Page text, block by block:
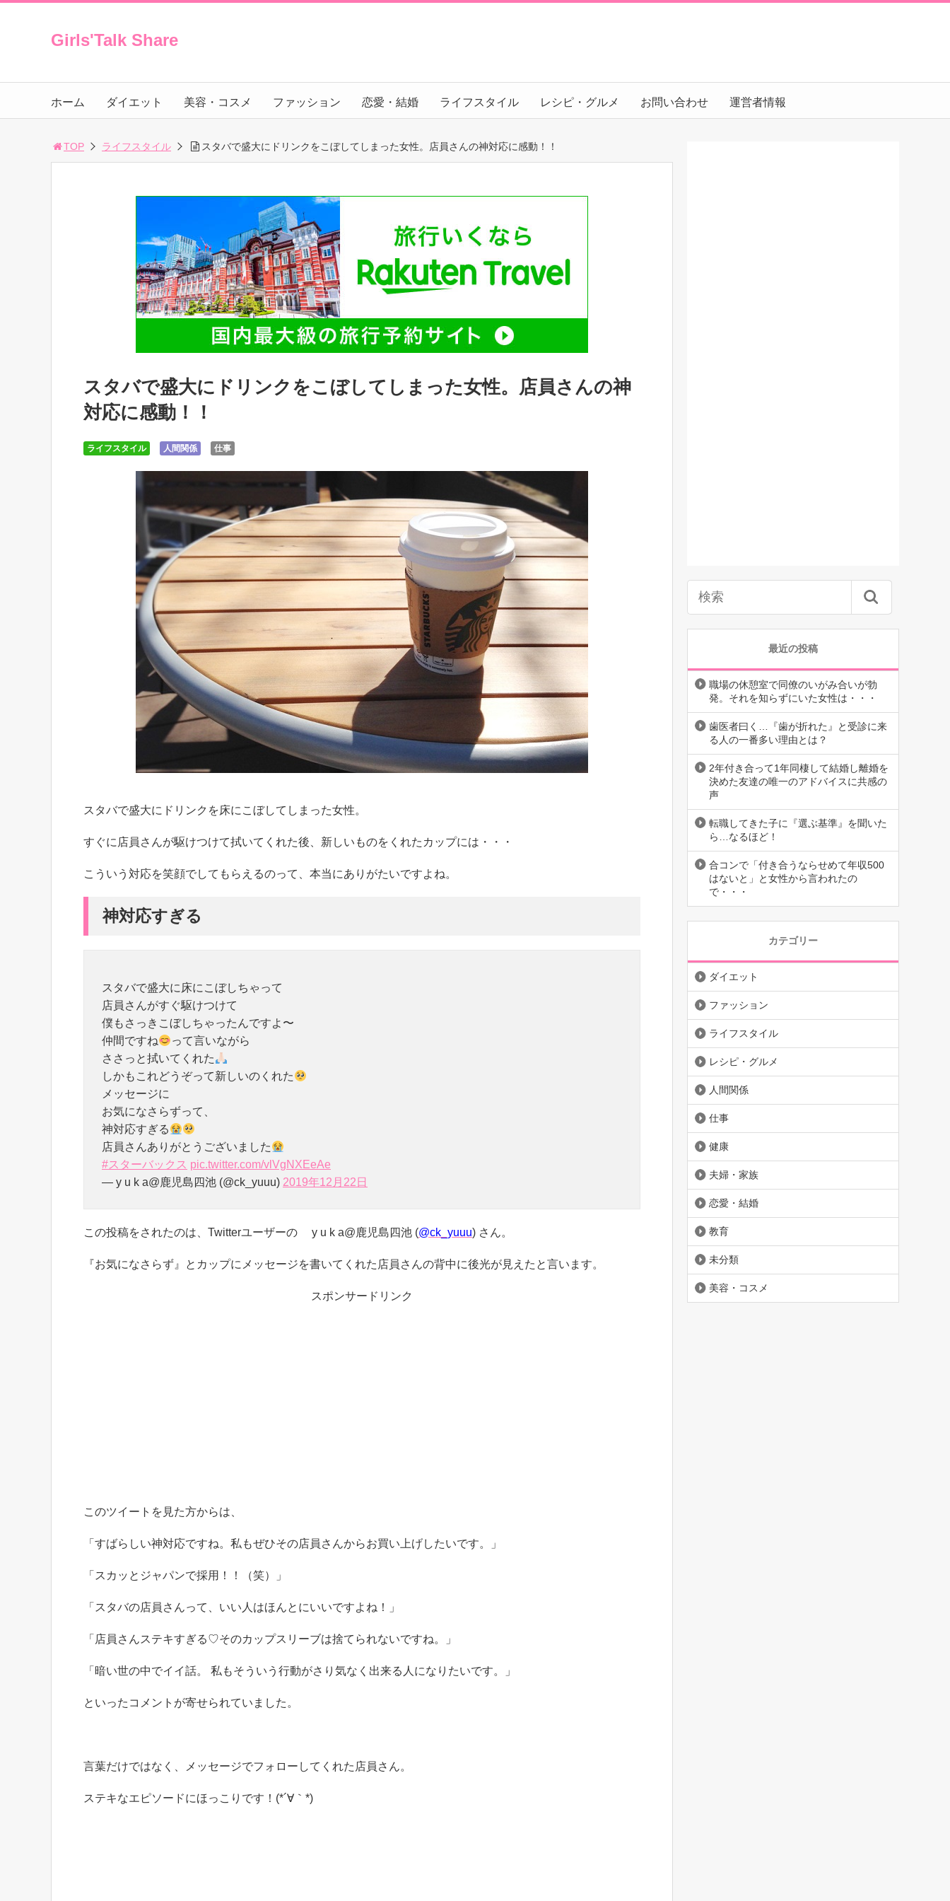
Girls'Talk Share
ホーム ダイエット 美容・コスメ ファッション 恋愛・結婚 ライフスタイル レシピ・グルメ お問い合わせ 運営者情報
TOP ライフスタイル スタバで盛大にドリンクをこぼしてしまった女性。店員さんの神対応に感動！！
スタバで盛大にドリンクをこぼしてしまった女性。店員さんの神
対応に感動！！
ライフスタイル 人間関係 仕事
スタバで盛大にドリンクを床にこぼしてしまった女性。
すぐに店員さんが駆けつけて拭いてくれた後、新しいものをくれたカップには・・・
こういう対応を笑顔でしてもらえるのって、本当にありがたいですよね。
神対応すぎる
スタバで盛大に床にこぼしちゃって
店員さんがすぐ駆けつけて
僕もさっきこぼしちゃったんですよ〜
仲間ですね
って言いながら
ささっと拭いてくれた
しかもこれどうぞって新しいのくれた
メッセージに
お気になさらずって、
神対応すぎる
店員さんありがとうございました
#スターバックス pic.twitter.com/vlVgNXEeAe
— y u k a@鹿児島四池 (@ck_yuuu) 2019年12月22日
この投稿をされたのは、Twitterユーザーの y u k a@鹿児島四池 (@ck_yuuu) さん。
『お気になさらず』とカップにメッセージを書いてくれた店員さんの背中に後光が見えたと言います。
スポンサードリンク
このツイートを見た方からは、
「すばらしい神対応ですね。私もぜひその店員さんからお買い上げしたいです。」
「スカッとジャパンで採用！！（笑）」
「スタバの店員さんって、いい人はほんとにいいですよね！」
「店員さんステキすぎる♡そのカップスリーブは捨てられないですね。」
「暗い世の中でイイ話。 私もそういう行動がさり気なく出来る人になりたいです。」
といったコメントが寄せられていました。
言葉だけではなく、メッセージでフォローしてくれた店員さん。
ステキなエピソードにほっこりです！(*´∀｀*)
最近の投稿
職場の休憩室で同僚のいがみ合いが勃
発。それを知らずにいた女性は・・・
歯医者曰く…『歯が折れた』と受診に来
る人の一番多い理由とは？
2年付き合って1年同棲して結婚し離婚を
決めた友達の唯一のアドバイスに共感の
声
転職してきた子に『選ぶ基準』を聞いた
ら…なるほど！
合コンで「付き合うならせめて年収500
はないと」と女性から言われたの
で・・・
カテゴリー
ダイエット
ファッション
ライフスタイル
レシピ・グルメ
人間関係
仕事
健康
夫婦・家族
恋愛・結婚
教育
未分類
美容・コスメ